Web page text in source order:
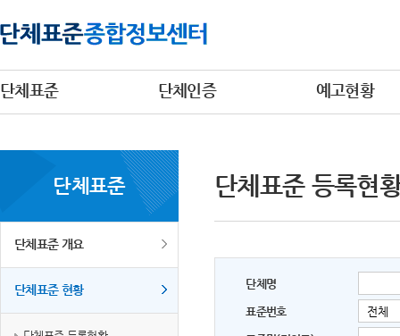
단체표준 단체인증 예고현황
단체표준
단체표준 개요
단체표준 현황
단체표준 등록현
단체명
표준번호